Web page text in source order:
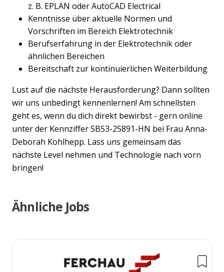
z. B. EPLAN oder AutoCAD Electrical
Kenntnisse über aktuelle Normen und
Vorschriften im Bereich Elektrotechnik
Berufserfahrung in der Elektrotechnik oder
ähnlichen Bereichen
Bereitschaft zur kontinuierlichen Weiterbildung
Lust auf die nächste Herausforderung? Dann sollten
wir uns unbedingt kennenlernen! Am schnellsten
geht es, wenn du dich direkt bewirbst - gern online
unter der Kennziffer SB53-25891-HN bei Frau Anna-
Deborah Kohlhepp. Lass uns gemeinsam das
nächste Level nehmen und Technologie nach vorn
bringen!
Ähnliche Jobs